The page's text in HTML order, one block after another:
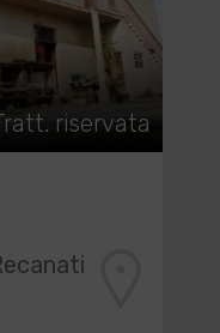
riservata